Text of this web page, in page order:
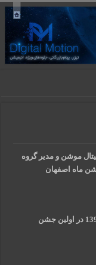
موشن ومدیر گروه
ماه اصفهان
انتخاب به عنوان جوان برگزیده فیلمساز در سال 1394 در اولین جشن